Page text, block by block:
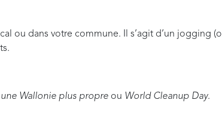
ou dans votre commune. Il s’agit d’un jogging
Wallonie plus propre ou World Cleanup Day.